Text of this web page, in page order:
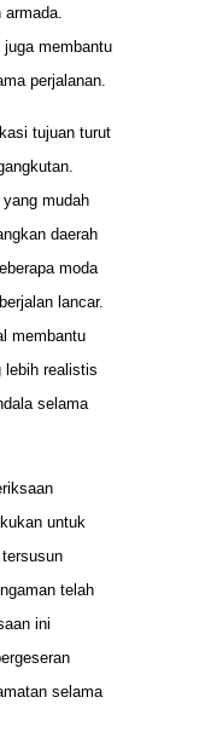
armada.
membantu
perjalanan.
tujuan turut
mudah
daerah
moda
lancar.
membantu
lebih realistis
selama
untuk
telah
ini
selama